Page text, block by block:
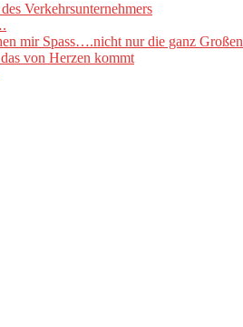
Verkehrsunternehmers
mir Spass….nicht nur die ganz Großen
von Herzen kommt